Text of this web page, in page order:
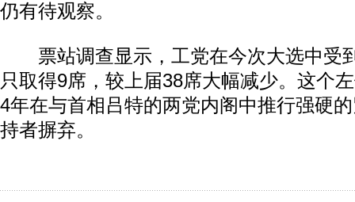
仍有待观察。
票站调查显示，工党在今次大选中受
只取得9席，较上届38席大幅减少。这个
4年在与首相吕特的两党内阁中推行强硬
持者摒弃。